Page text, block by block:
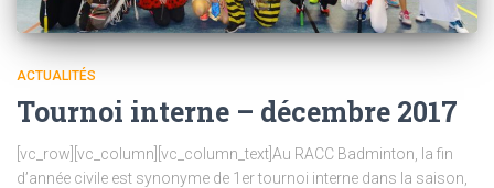
ACTUALITÉS
Tournoi interne – décembre 2017
[vc_row][vc_column][vc_column_text]Au RACC Badminton, la fin
d’année civile est synonyme de 1er tournoi interne dans la saison,